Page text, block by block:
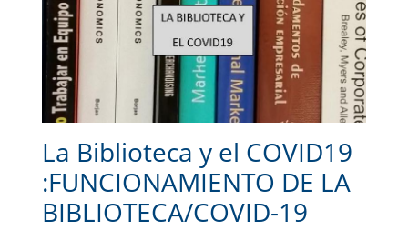
La Biblioteca y el COVID19
:FUNCIONAMIENTO DE LA
BIBLIOTECA/COVID-19